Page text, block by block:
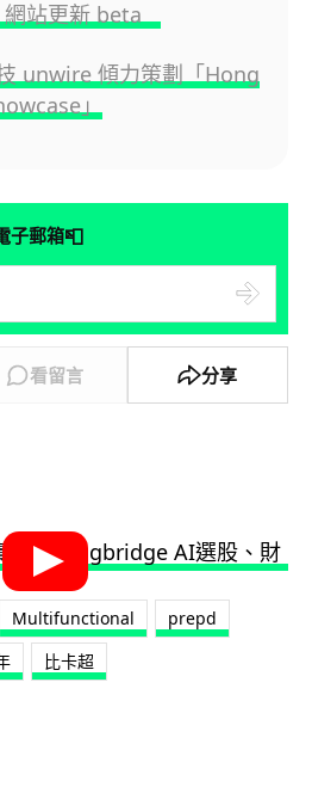
網站更新 beta
unwire 傾力策劃「Hong
」
子郵箱📮
看留言 分享
Multifunctional
prepd
比卡超